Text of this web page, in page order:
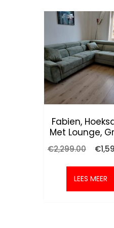
Fabien,
Met Lounge,
€2,299.00
was:
€
LEES MEER